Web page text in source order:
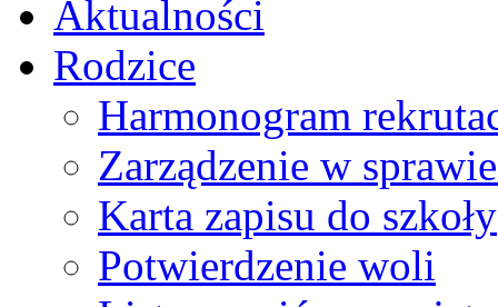
Aktualności
Rodzice
Harmonogram
Zarządzenie w
Karta zapisu do szkoły
Potwierdzenie woli